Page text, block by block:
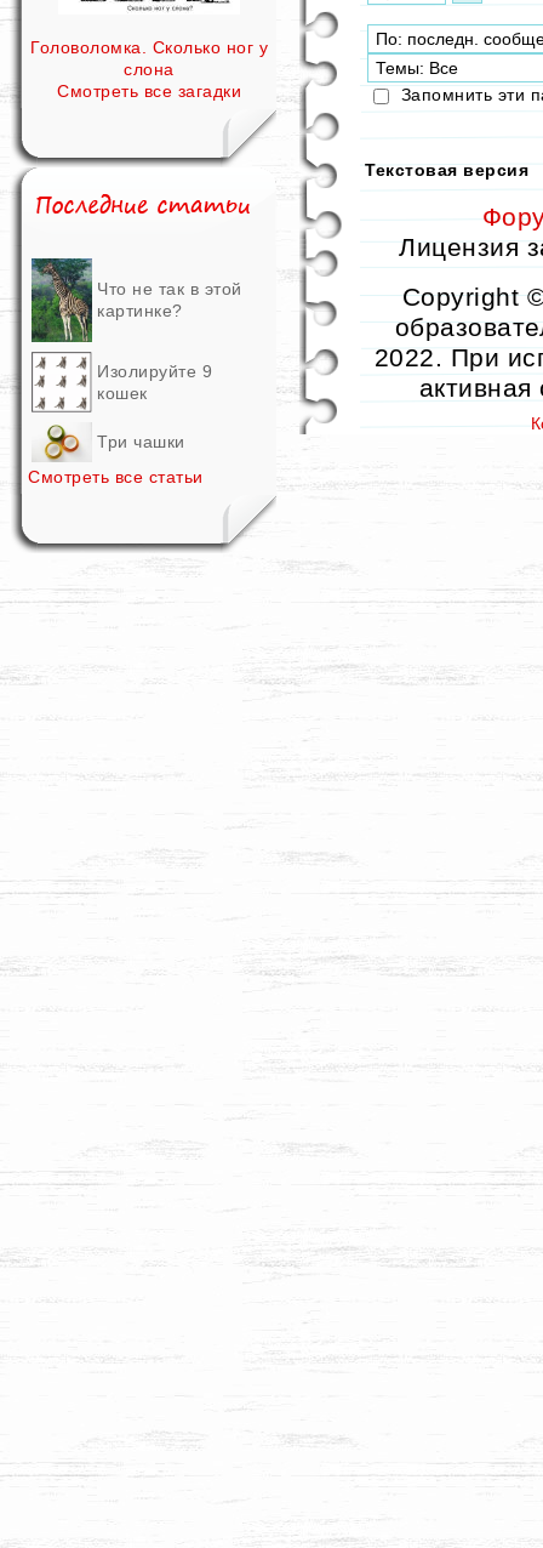
Головоломка. Сколько ног у
слона
Смотреть все загадки
Что не так в этой
картинке?
Изолируйте 9
кошек
Три чашки
Смотреть все статьи
Запомнить эти
Текстовая версия
Лицензия
Copyright
2022. При